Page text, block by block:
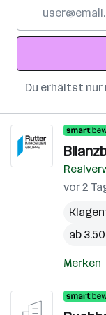
Adresse
Du erhältst nur
vor 2
ab
Merken